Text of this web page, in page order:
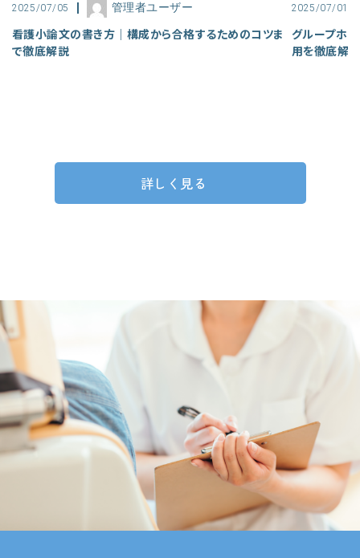
2025/07/05 管理者ユーザー
看護小論文の書き方｜構成から合格するためのコツま
で徹底解説
2025/07/01
グループホー
用を徹底解説
詳しく見る